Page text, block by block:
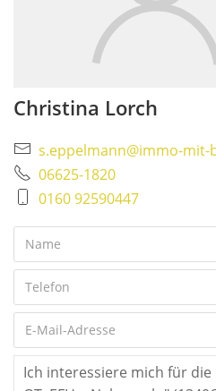
Christina Lorch
s.eppelmann@immo-mit-
06625-1820
0160 92590447